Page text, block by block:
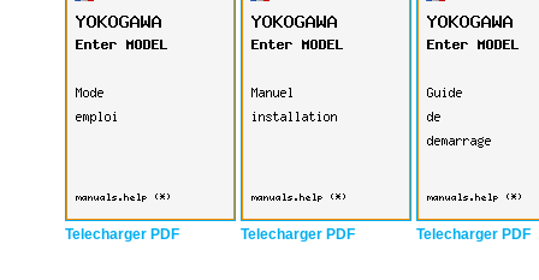
Telecharger PDF Telecharger PDF Telecharger PDF